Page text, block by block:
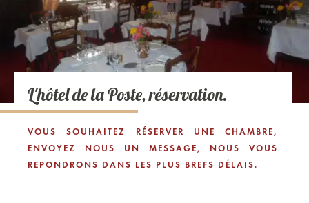
L'hôtel de la Poste, réservation.
VOUS SOUHAITEZ RÉSERVER UNE CHAMBRE,
ENVOYEZ NOUS UN MESSAGE, NOUS VOUS
REPONDRONS DANS LES PLUS BREFS DÉLAIS.